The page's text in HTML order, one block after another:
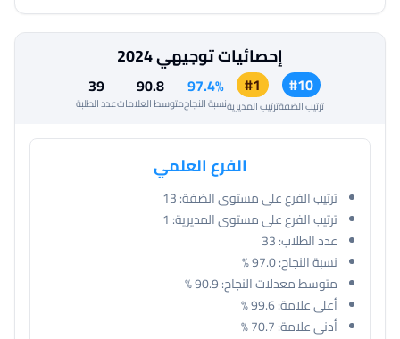
إحصائيات توجيهي 2024
#10
ترتيب الضفة
#1
ترتيب المديرية
97.4%
نسبة النجاح
90.8
متوسط العلامات
39
عدد الطلبة
الفرع العلمي
ترتيب الفرع على مستوى الضفة:13
ترتيب الفرع على مستوى المديرية: 1
عدد الطلاب:33
نسبة النجاح:97.0 %
متوسط معدلات النجاح:90.9 %
أعلى علامة:99.6 %
أدنى علامة:70.7 %